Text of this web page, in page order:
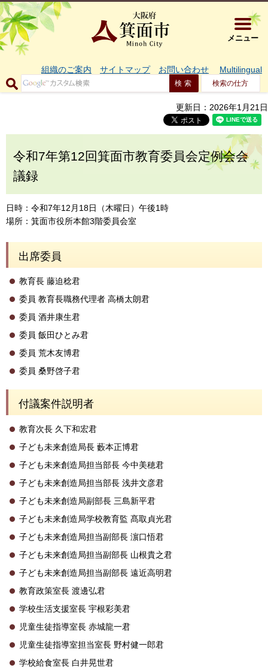
大阪府箕
メニュー
組織のご案内 サイトマップ お問い合わせ Multilingual
検索の仕方
更新日：2026年1月21日
令和7年第12回箕面市教育委員会定例会会
議録
日時：令和7年12月18日（木曜日）午後1時
場所：箕面市役所本館3階委員会室
出席委員
教育長 藤迫稔君
委員 教育長職務代理者 高橋太朗君
委員 酒井康生君
委員 飯田ひとみ君
委員 荒木友博君
委員 桑野啓子君
付議案件説明者
教育次長 久下和宏君
子ども未来創造局長 藪本正博君
子ども未来創造局担当部長 今中美穂君
子ども未来創造局担当部長 浅井文彦君
子ども未来創造局副部長 三島新平君
子ども未来創造局学校教育監 髙取貞光君
子ども未来創造局担当副部長 濵口悟君
子ども未来創造局担当副部長 山根貴之君
子ども未来創造局担当副部長 遠近高明君
教育政策室長 渡邊弘君
学校生活支援室長 宇根彩美君
児童生徒指導室長 赤城龍一君
児童生徒指導室担当室長 野村健一郎君
学校給食室長 白井晃世君